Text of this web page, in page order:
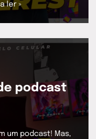
ler »
podcast
um podcast! Mas,